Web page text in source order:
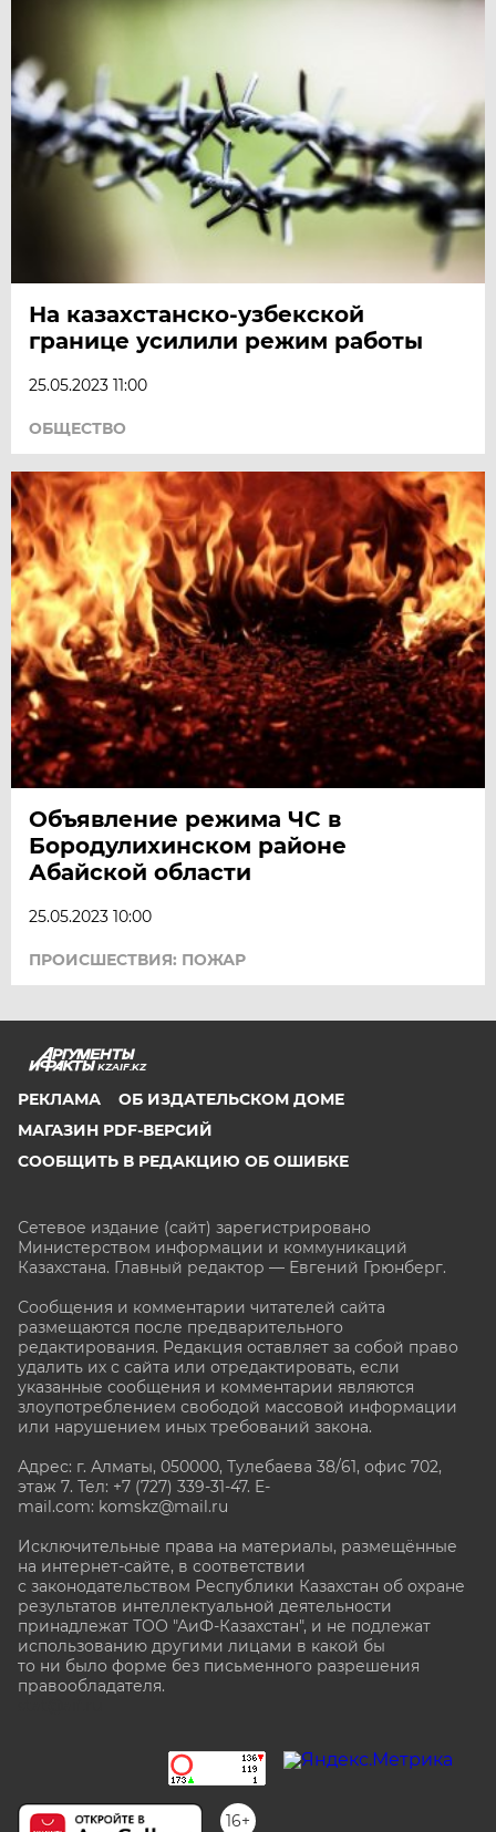
На казахстанско-узбекской
границе усилили режим работы
25.05.2023 11:00
ОБЩЕСТВО
Объявление режима ЧС в
Бородулихинском районе
Абайской области
25.05.2023 10:00
ПРОИСШЕСТВИЯ: ПОЖАР
KZAIF.KZ
РЕКЛАМА
ОБ ИЗДАТЕЛЬСКОМ ДОМЕ
МАГАЗИН PDF-ВЕРСИЙ
СООБЩИТЬ В РЕДАКЦИЮ ОБ ОШИБКЕ
Сетевое издание (сайт) зарегистрировано
Министерством информации и коммуникаций
Казахстана. Главный редактор — Евгений Грюнберг.
Сообщения и комментарии читателей сайта
размещаются после предварительного
редактирования. Редакция оставляет за собой право
удалить их с сайта или отредактировать, если
указанные сообщения и комментарии являются
злоупотреблением свободой массовой информации
или нарушением иных требований закона.
Адрес: г. Алматы, 050000, Тулебаева 38/61, офис 702,
этаж 7. Тел: +7 (727) 339-31-47. E-
mail.com: komskz@mail.ru
Исключительные права на материалы, размещённые
на интернет-сайте, в соответствии
с законодательством Республики Казахстан об охране
результатов интеллектуальной деятельности
принадлежат ТОО "АиФ-Казахстан", и не подлежат
использованию другими лицами в какой бы
то ни было форме без письменного разрешения
правообладателя.
16+